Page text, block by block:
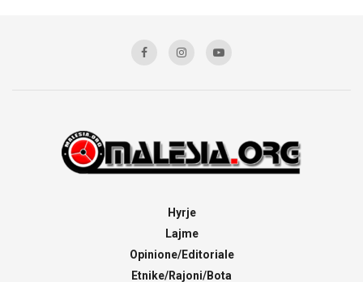
Hyrje
Lajme
Opinione/Editoriale
Etnike/Rajoni/Bota